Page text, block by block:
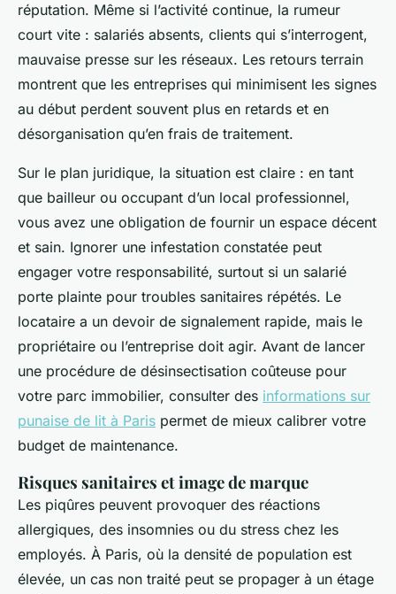
réputation. Même si l’activité continue, la rumeur
court vite : salariés absents, clients qui s’interrogent,
mauvaise presse sur les réseaux. Les retours terrain
montrent que les entreprises qui minimisent les signes
au début perdent souvent plus en retards et en
désorganisation qu’en frais de traitement.
Sur le plan juridique, la situation est claire : en tant
que bailleur ou occupant d’un local professionnel,
vous avez une obligation de fournir un espace décent
et sain. Ignorer une infestation constatée peut
engager votre responsabilité, surtout si un salarié
porte plainte pour troubles sanitaires répétés. Le
locataire a un devoir de signalement rapide, mais le
propriétaire ou l’entreprise doit agir. Avant de lancer
une procédure de désinsectisation coûteuse pour
votre parc immobilier, consulter des informations sur
punaise de lit à Paris permet de mieux calibrer votre
budget de maintenance.
Risques sanitaires et image de marque
Les piqûres peuvent provoquer des réactions
allergiques, des insomnies ou du stress chez les
employés. À Paris, où la densité de population est
élevée, un cas non traité peut se propager à un étage